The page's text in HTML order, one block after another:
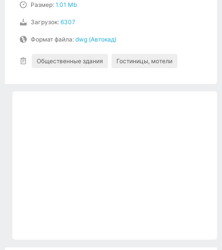
Размер: 1.01 Mb
Загрузок: 6307
Формат файла: dwg (Автокад)
Общественные здания Гостиницы, мотели